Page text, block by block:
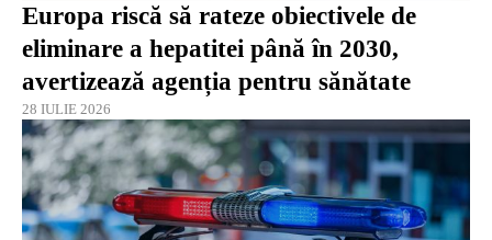
Europa riscă să rateze obiectivele de
eliminare a hepatitei până în 2030,
avertizează agenția pentru sănătate
28 IULIE 2026